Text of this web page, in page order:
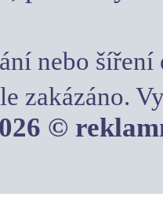
nebo šíření
zakázáno.
©